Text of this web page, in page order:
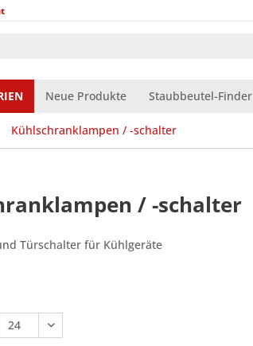
Neue Produkte Staubbeutel-Finder
Kühlschranklampen / -schalter
/ -schalter
Türschalter für Kühlgeräte